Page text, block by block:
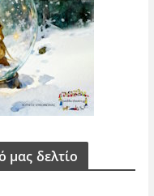
μας δελτίο